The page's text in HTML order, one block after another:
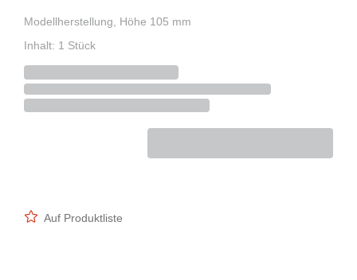
Modellherstellung, Höhe 105 mm
Inhalt: 1 Stück
Auf Produktliste